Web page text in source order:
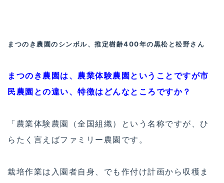
まつのき農園のシンボル、推定樹齢400年の黒松と松野さん
まつのき農園は、農業体験農園ということですが市
民農園との違い、特徴はどんなところですか？
「農業体験農園（全国組織）という名称ですが、ひ
らたく言えばファミリー農園です。
栽培作業は入園者自身、でも作付け計画から収穫ま